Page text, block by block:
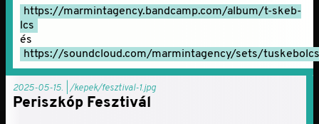
https://marmintagency.bandcamp.com/album/t-skeb-
lcs
és
https://soundcloud.com/marmintagency/sets/
Periszkóp Fesztivál
2025-05-15. | /kepek/fesztival-1.jpg